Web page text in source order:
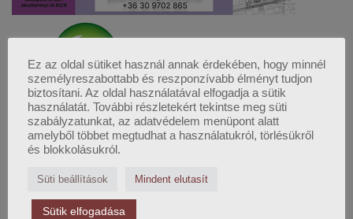
FELSŐFOKÚ LOGISZTIKAI
Ez az oldal sütiket használ annak érdekében, hogy minnél
személyreszabottabb és reszponzívabb élményt tudjon
biztosítani. Az oldal használatával elfogadja a sütik
használatát. További részletekért tekintse meg süti
szabályzatunkat, az adatvédelem menüpont alatt
amelyből többet megtudhat a használatukról, törlésükről
és blokkolásukról.
Süti beállítások Mindent elutasít
Sütik elfogadása